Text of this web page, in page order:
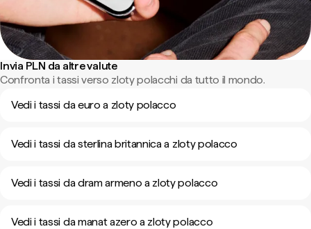
Invia PLN da altre valute
Confronta i tassi verso zloty polacchi da tutto il mondo.
Vedi i tassi da euro a zloty polacco
Vedi i tassi da sterlina britannica a zloty polacco
Vedi i tassi da dram armeno a zloty polacco
Vedi i tassi da manat azero a zloty polacco